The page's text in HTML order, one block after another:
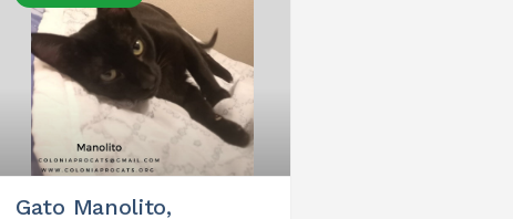
Gato Manolito,